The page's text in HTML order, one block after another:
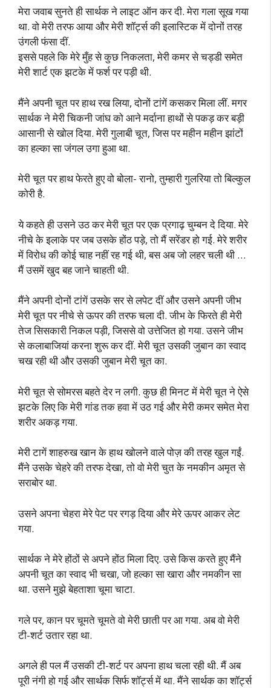
मेरा जवाब सुनते ही सार्थक ने लाइट ऑन कर दी. मेरा गला सूख गया
था. वो मेरी तरफ आया और मेरी शॉर्ट्स की इलास्टिक में दोनों तरह
उंगली फंसा दीं.
इससे पहले कि मेरे मुँह से कुछ निकलता, मेरी कमर से चड्डी समेत
मेरी शार्ट एक झटके में फर्श पर पड़ी थी.
मैंने अपनी चूत पर हाथ रख लिया, दोनों टांगें कसकर मिला लीं. मगर
सार्थक ने मेरी चिकनी जांघ को आने मर्दाना हाथों से पकड़ कर बड़ी
आसानी से खोल दिया. मेरी गुलाबी चूत, जिस पर महीन महीन झांटों
का हल्का सा जंगल उगा हुआ था.
मेरी चूत पर हाथ फेरते हुए वो बोला- रानो, तुम्हारी गुलरिया तो बिल्कुल
कोरी है.
ये कहते ही उसने उठ कर मेरी चूत पर एक प्रगाढ़ चुम्बन दे दिया. मेरे
नीचे के इलाके पर जब उसके होंठ पड़े, तो मैं सरेंडर हो गई. मेरे शरीर
में विरोध की कोई चाह नहीं रह गई थी, बस अब जो लहर चली थी …
मैं उसमें खुद बह जाने चाहती थी.
मैंने अपनी दोनों टांगें उसके सर से लपेट दीं और उसने अपनी जीभ
मेरी चूत पर नीचे से ऊपर की तरफ चला दी. जीभ के फिरते ही मेरी
तेज सिसकारी निकल पड़ी, जिससे वो उत्तेजित हो गया. उसने जीभ
से कलाबाजियां करना शुरू कर दीं. मेरी चूत उसकी जुबान का स्वाद
चख रही थी और उसकी जुबान मेरी चूत का.
मेरी चूत से सोमरस बहते देर न लगी. कुछ ही मिनट में मेरी चूत ने ऐसे
झटके लिए कि मेरी गांड तक हवा में उठ गई और मेरी कमर समेत मेरा
शरीर अकड़ गया.
मेरी टागें शाहरुख खान के हाथ खोलने वाले पोज़ की तरह खुल गईं.
मैंने उसके चेहरे की तरफ देखा, तो वो मेरी चुत के नमकीन अमृत से
सराबोर था.
उसने अपना चेहरा मेरे पेट पर रगड़ दिया और मेरे ऊपर आकर लेट
गया.
सार्थक ने मेरे होंठों से अपने होंठ मिला दिए. उसे किस करते हुए मैंने
अपनी चूत का स्वाद भी चखा, जो हल्का सा खारा और नमकीन सा
था. उसने मुझे बेहताशा चूमा चाटा.
गले पर, कान पर चूमते चूमते वो मेरी छाती पर आ गया. अब वो मेरी
टी-शर्ट उतार रहा था.
अगले ही पल मैं उसकी टी-शर्ट पर अपना हाथ चला रही थी. मैं अब
पूरी नंगी हो गई और सार्थक सिर्फ शॉर्ट्स में था. मैंने सार्थक का शॉर्ट्स